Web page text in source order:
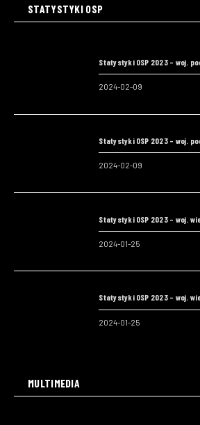
STATYSTYKI OSP
Statystyki OSP 2023 – woj.
2024-02-09
Statystyki OSP 2023 – woj.
2024-02-09
Statystyki OSP 2023 – woj.
2024-01-25
Statystyki OSP 2023 – woj.
2024-01-25
MULTIMEDIA